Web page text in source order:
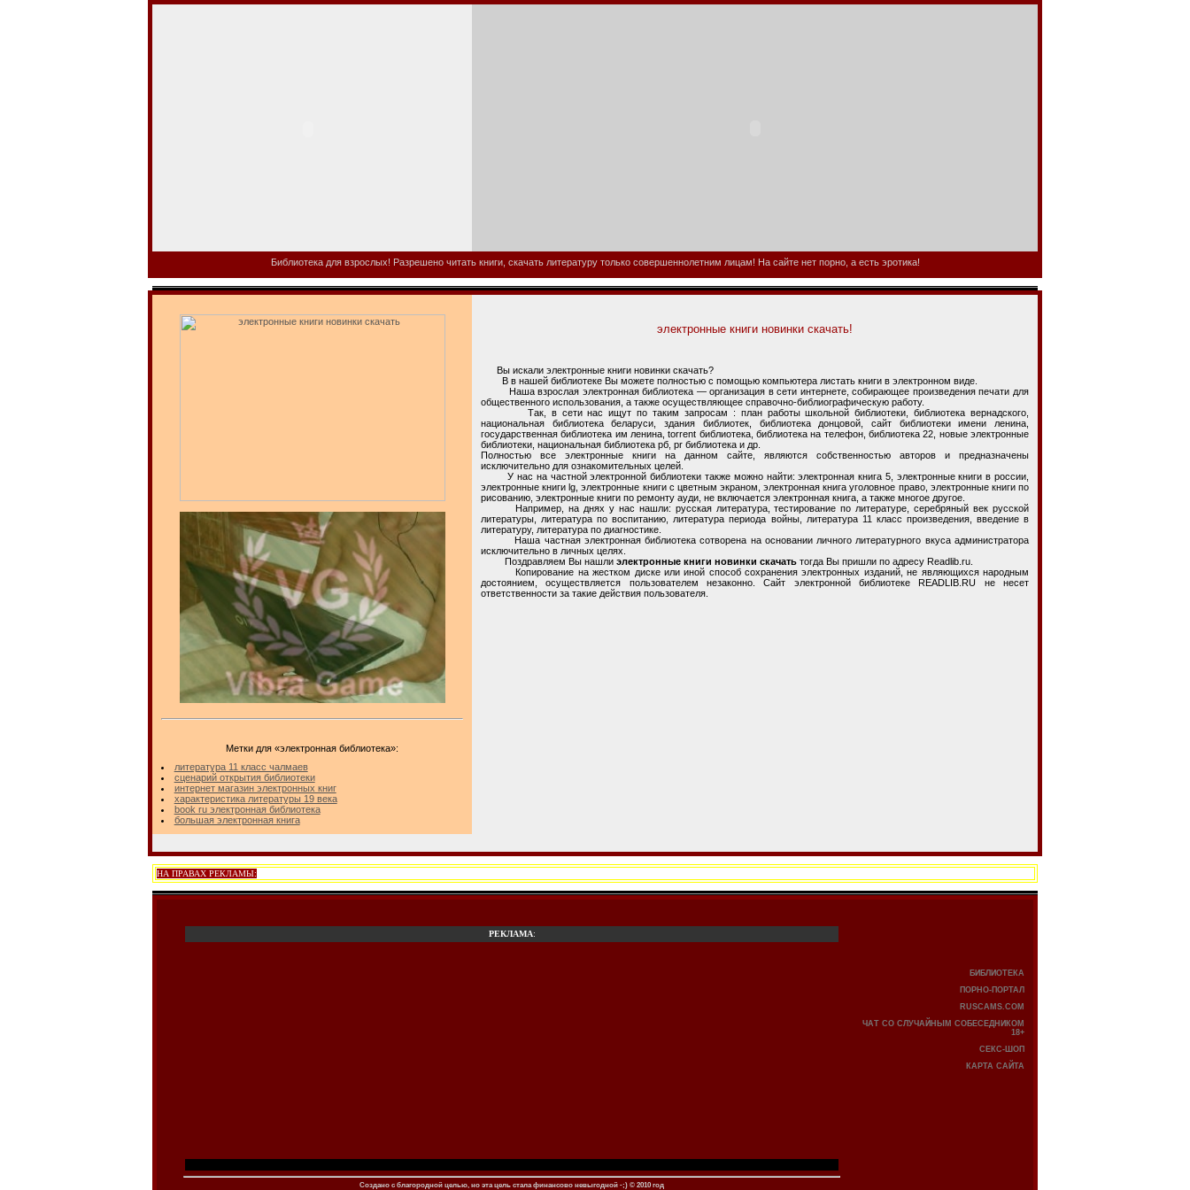
Библиотека для взрослых! Разрешено читать книги, скачать литературу только совершеннолетним лицам! На сайте нет порно, а есть эротика!
Метки для «электронная библиотека»:
литература 11 класс чалмаев
сценарий открытия библиотеки
интернет магазин электронных книг
характеристика литературы 19 века
book ru электронная библиотека
большая электронная книга
электронные книги новинки скачать!
Вы искали электронные книги новинки скачать?
В в нашей библиотеке Вы можете полностью с помощью компьютера листать книги в электронном виде.
Наша взрослая электронная библиотека — организация в сети интернете, собирающее произведения печати для
общественного использования, а также осуществляющее справочно-библиографическую работу.
Так, в сети нас ищут по таким запросам : план работы школьной библиотеки, библиотека вернадского,
национальная библиотека беларуси, здания библиотек, библиотека донцовой, сайт библиотеки имени ленина,
государственная библиотека им ленина, torrent библиотека, библиотека на телефон, библиотека 22, новые электронные
библиотеки, национальная библиотека рб, pr библиотека и др.
Полностью все электронные книги на данном сайте, являются собственностью авторов и предназначены
исключительно для ознакомительных целей.
У нас на частной электронной библиотеки также можно найти: электронная книга 5, электронные книги в россии,
электронные книги lg, электронные книги с цветным экраном, электронная книга уголовное право, электронные книги по
рисованию, электронные книги по ремонту ауди, не включается электронная книга, а также многое другое.
Например, на днях у нас нашли: русская литература, тестирование по литературе, серебряный век русской
литературы, литература по воспитанию, литература периода войны, литература 11 класс произведения, введение в
литературу, литература по диагностике.
Наша частная электронная библиотека сотворена на основании личного литературного вкуса администратора
исключительно в личных целях.
Поздравляем Вы нашли электронные книги новинки скачать тогда Вы пришли по адресу Readlib.ru.
Копирование на жестком диске или иной способ сохранения электронных изданий, не являющихся народным
достоянием, осуществляется пользователем незаконно. Сайт электронной библиотеке READLIB.RU не несет
ответственности за такие действия пользователя.
НА ПРАВАХ РЕКЛАМЫ:
РЕКЛАМА:
Создано c благородной целью, но эта цель стала финансово невыгодной -;) © 2010 год
БИБЛИОТЕКА
ПОРНО-ПОРТАЛ
RUSCAMS.COM
ЧАТ СО СЛУЧАЙНЫМ СОБЕСЕДНИКОМ
18+
СЕКС-ШОП
КАРТА САЙТА